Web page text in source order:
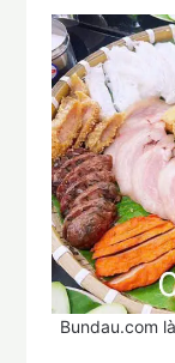
Bundau.com